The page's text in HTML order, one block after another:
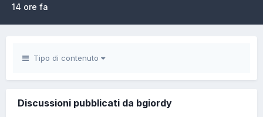
14 ore fa
Tipo di contenuto
Discussioni pubblicati da bgiordy